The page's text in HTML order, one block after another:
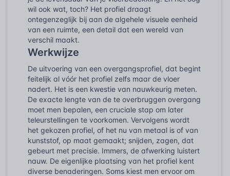
wil ook wat, toch? Het profiel draagt
ontegenzeglijk bij aan de algehele visuele eenheid
van een ruimte, een detail dat een wereld van
verschil maakt.
Werkwijze
De uitvoering van een overgangsprofiel, dat begint
feitelijk al vóór het profiel zelfs maar de vloer
nadert. Het is een kwestie van nauwkeurig meten.
De exacte lengte van de te overbruggen overgang
moet men bepalen, een cruciale stap om later
teleurstellingen te voorkomen. Vervolgens wordt
het gekozen profiel, of het nu van metaal is of van
kunststof, op maat gemaakt; snijden, zagen, dat
gebeurt met precisie. Immers, de afwerking luistert
nauw. De eigenlijke plaatsing van het profiel kent
diverse benaderingen. Soms kiest men ervoor om